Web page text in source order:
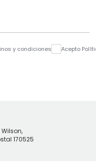
y condiciones Acepto
Wilson,
170525